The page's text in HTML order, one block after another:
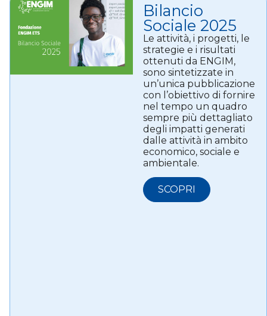
Bilancio
Sociale 2025
Le attività, i progetti, le
strategie e i risultati
ottenuti da ENGIM,
sono sintetizzate in
un’unica pubblicazione
con l’obiettivo di fornire
nel tempo un quadro
sempre più dettagliato
degli impatti generati
dalle attività in ambito
economico, sociale e
ambientale.
SCOPRI